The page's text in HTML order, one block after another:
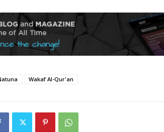
Wakaf Al-Qur'an